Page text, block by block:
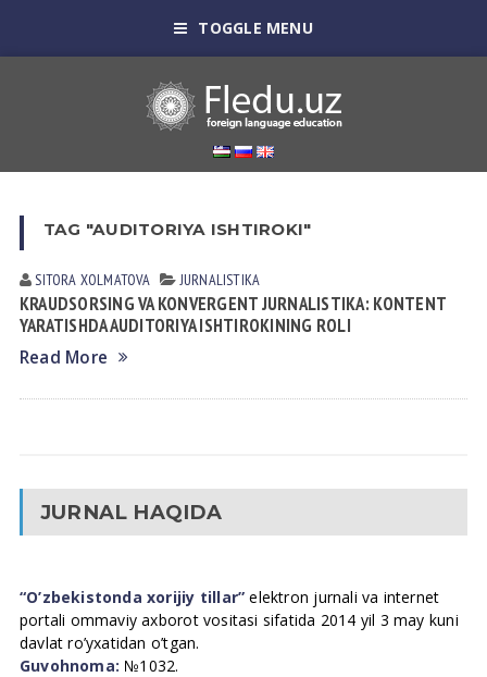
TOGGLE MENU
TAG "AUDITORIYA ISHTIROKI"
SITORA XOLMATOVA JURNALISTIKA
KRAUDSORSING VA KONVERGENT JURNALISTIKA: KONTENT
YARATISHDA AUDITORIYA ISHTIROKINING ROLI
Read More
JURNAL HAQIDA
“O’zbekistonda xorijiy tillar” elektron jurnali va internet
portali ommaviy axborot vositasi sifatida 2014 yil 3 may kuni
davlat ro’yxatidan o’tgan.
Guvohnoma: №1032.